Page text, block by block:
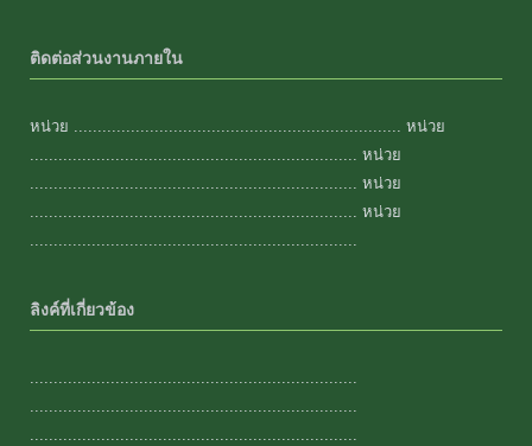
ติดต่อส่วนงานภายใน
หน่วย ..................................................................... หน่วย
..................................................................... หน่วย
..................................................................... หน่วย
..................................................................... หน่วย
.....................................................................
ลิงค์ที่เกี่ยวข้อง
.....................................................................
.....................................................................
.....................................................................